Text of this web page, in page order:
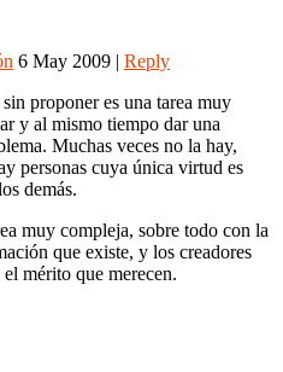
6 May 2009 | Reply
proponer es una tarea muy
y al mismo tiempo dar una
Muchas veces no la hay,
personas cuya única virtud es
demás.
muy compleja, sobre todo con la
que existe, y los creadores
mérito que merecen.